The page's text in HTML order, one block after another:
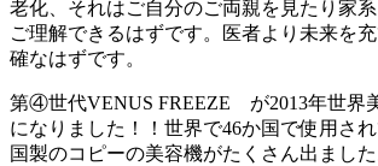
老化、それはご自分のご両親を見たり家
ご理解できるはずです。医者より未来を
確なはずです。
第④世代VENUS FREEZE が2013年世界
になりました！！世界で46か国で使用さ
国製のコピーの美容機がたくさん出まし